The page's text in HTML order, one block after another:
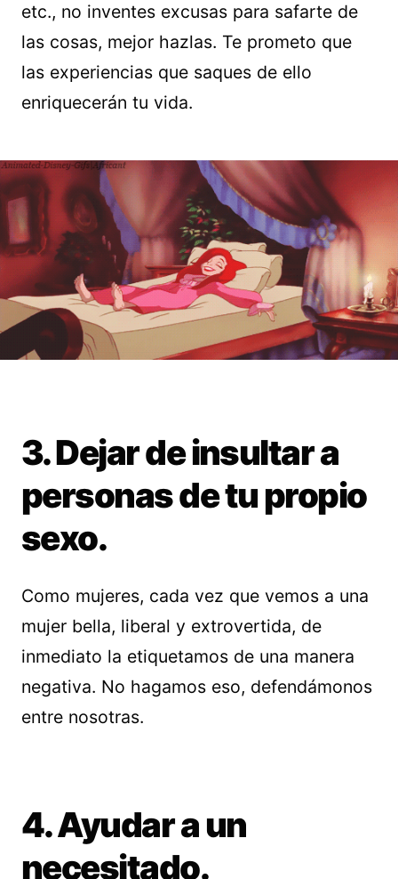
etc., no inventes excusas para safarte de
las cosas, mejor hazlas. Te prometo que
las experiencias que saques de ello
enriquecerán tu vida.
3. Dejar de insultar a
personas de tu propio
sexo.
Como mujeres, cada vez que vemos a una
mujer bella, liberal y extrovertida, de
inmediato la etiquetamos de una manera
negativa. No hagamos eso, defendámonos
entre nosotras.
4. Ayudar a un
necesitado.